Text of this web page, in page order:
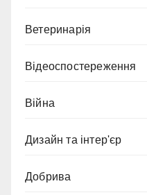
Ветеринарія
Відеоспостереження
Війна
Дизайн та інтер'єр
Добрива